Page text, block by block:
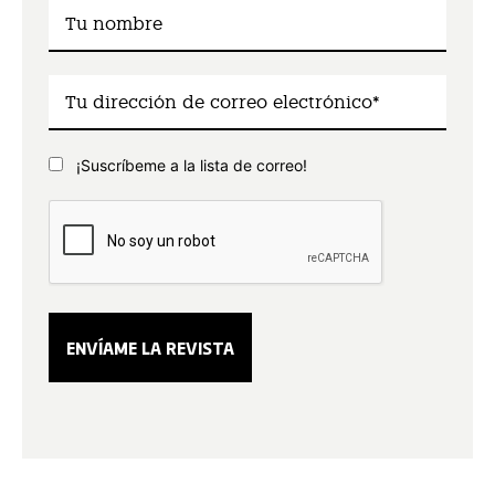
¡Suscríbeme a la lista de correo!